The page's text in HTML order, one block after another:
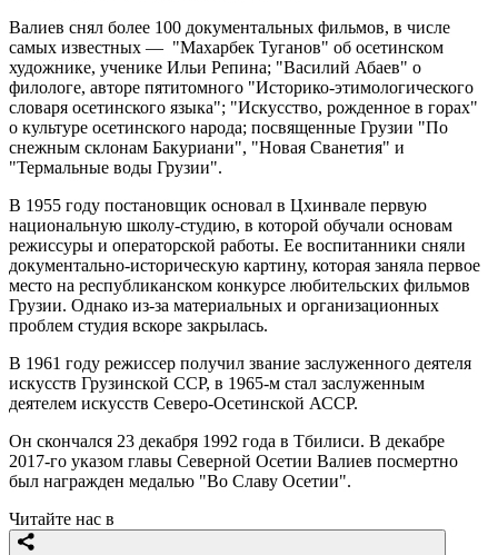
Валиев снял более 100 документальных фильмов, в числе
самых известных — "Махарбек Туганов" об осетинском
художнике, ученике Ильи Репина; "Василий Абаев" о
филологе, авторе пятитомного "Историко-этимологического
словаря осетинского языка"; "Искусство, рожденное в горах"
о культуре осетинского народа; посвященные Грузии "По
снежным склонам Бакуриани", "Новая Сванетия" и
"Термальные воды Грузии".
В 1955 году постановщик основал в Цхинвале первую
национальную школу-студию, в которой обучали основам
режиссуры и операторской работы. Ее воспитанники сняли
документально-историческую картину, которая заняла первое
место на республиканском конкурсе любительских фильмов
Грузии. Однако из-за материальных и организационных
проблем студия вскоре закрылась.
В 1961 году режиссер получил звание заслуженного деятеля
искусств Грузинской ССР, в 1965-м стал заслуженным
деятелем искусств Северо-Осетинской АССР.
Он скончался 23 декабря 1992 года в Тбилиси. В декабре
2017-го указом главы Северной Осетии Валиев посмертно
был награжден медалью "Во Славу Осетии".
Читайте нас в